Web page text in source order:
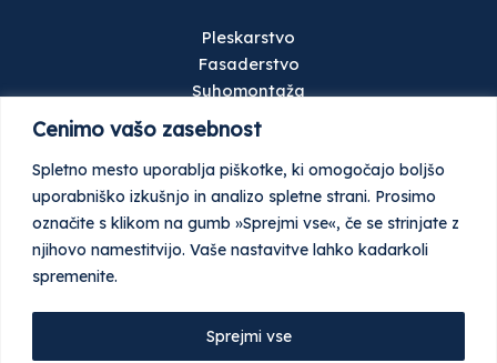
Cenimo vašo zasebnost
Spletno mesto uporablja piškotke, ki omogočajo boljšo
uporabniško izkušnjo in analizo spletne strani. Prosimo
označite s klikom na gumb »Sprejmi vse«, če se strinjate z
njihovo namestitvijo. Vaše nastavitve lahko kadarkoli
spremenite.
Sprejmi vse
Pleskarstvo
Fasaderstvo
Suhomontaža
Talne obloge
Gradbeništvo
Keramičarstvo
Stavbno pohištvo
Ometi
Tlaki